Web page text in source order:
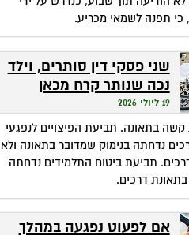
כי תפנה לשמאי מכריע.
שני פסקי דין סותרים, וילד
נכה שנותר קרח מכאן
ומכאן
19 ליולי 2026
קשה בתאונה. תביעת הפיצויים לנפגעי
נדחתה בנימוק שמדובר בתאונה ולא
תביעת ביטוח התלמידים נדחתה
בתאונת דרכים.
אם לפעוט נפגעה במהלך